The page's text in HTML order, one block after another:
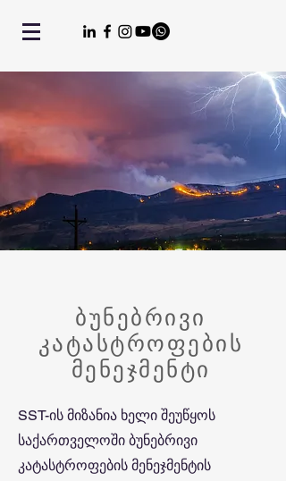
ბუნებრივი
კატასტროფების
მენეჯმენტი
SST-ის მიზანია ხელი შეუწყოს
საქართველოში ბუნებრივი
კატასტროფების მენეჯმენტის